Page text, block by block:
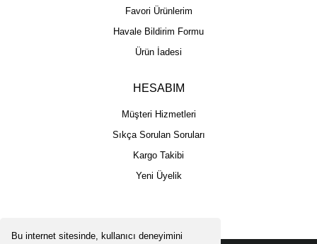
Bu internet sitesinde, kullanıcı deneyimini
Favori Ürünlerim
Havale Bildirim Formu
Ürün İadesi
HESABIM
Müşteri Hizmetleri
Sıkça Sorulan Soruları
Kargo Takibi
Yeni Üyelik